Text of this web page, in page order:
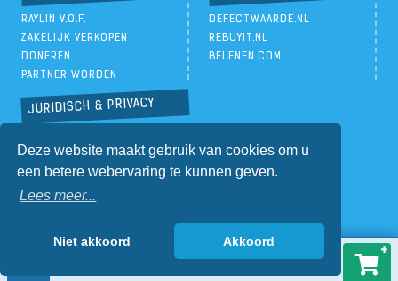
Deze website maakt gebruik van cookies om u
een betere webervaring te kunnen geven.
Lees meer...
Niet akkoord Akkoord
€83,00
RAYLIN V.O.F.
ZAKELIJK VERKOPEN
DONEREN
PARTNER WORDEN
DEFECTWAARDE.NL
REBUYIT.NL
BELENEN.COM
JURIDISCH & PRIVACY
ALGEMENE VOORWAARDEN